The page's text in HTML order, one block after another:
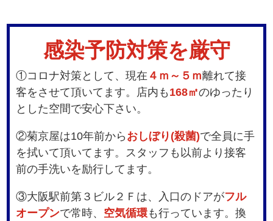
感染予防対策を厳守
①コロナ対策として、現在 ４ｍ～５ｍ離れて接
客をさせて頂いてます。店内も 168㎡のゆったり
とした空間で安心下さい。
②菊京屋は10年前から おしぼり(殺菌)で全員に手
を拭いて頂いてます。スタッフも以前より接客
前の手洗いを励行してます。
③大阪駅前第３ビル２Ｆは、入口のドアがフル
オープンで常時、 空気循環も行っています。換